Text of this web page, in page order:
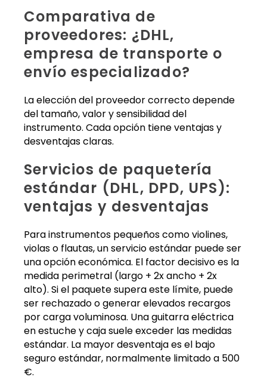
Comparativa de
proveedores: ¿DHL,
empresa de transporte o
envío especializado?
La elección del proveedor correcto depende
del tamaño, valor y sensibilidad del
instrumento. Cada opción tiene ventajas y
desventajas claras.
Servicios de paquetería
estándar (DHL, DPD, UPS):
ventajas y desventajas
Para instrumentos pequeños como violines,
violas o flautas, un servicio estándar puede ser
una opción económica. El factor decisivo es la
medida perimetral (largo + 2x ancho + 2x
alto). Si el paquete supera este límite, puede
ser rechazado o generar elevados recargos
por carga voluminosa. Una guitarra eléctrica
en estuche y caja suele exceder las medidas
estándar. La mayor desventaja es el bajo
seguro estándar, normalmente limitado a 500
€.